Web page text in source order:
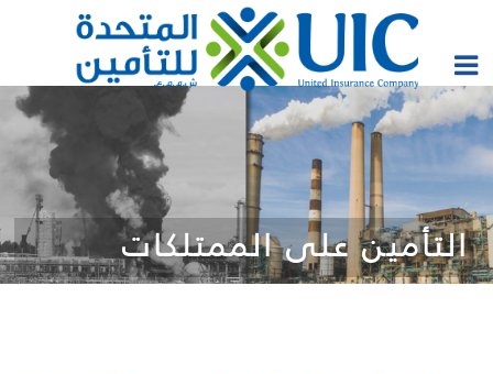
التأمين على الممتلكات